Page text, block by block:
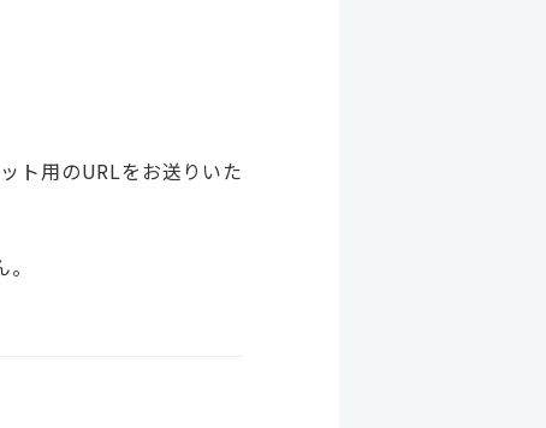
ト用のURLをお送りいた